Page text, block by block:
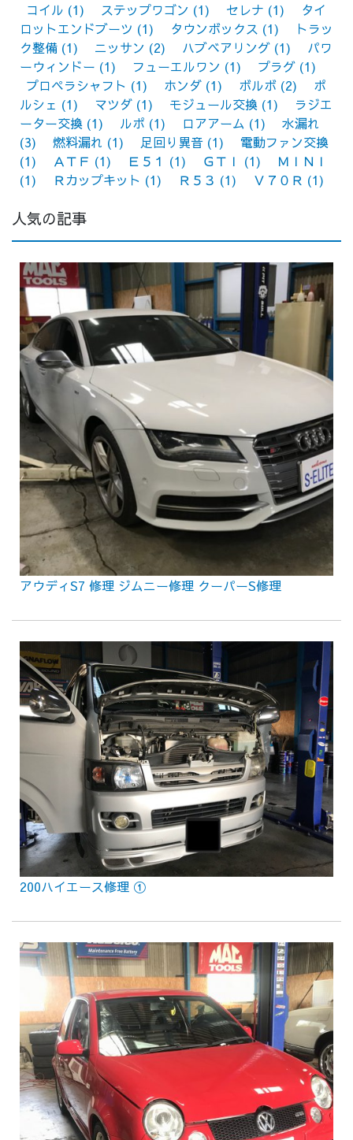
コイル (1) ステップワゴン (1) セレナ (1)
タイ
ロットエンドブーツ (1) タウンボックス (1)
トラッ
ク整備 (1) ニッサン (2) ハブベアリング (1)
パワ
ーウィンドー (1) フューエルワン (1) プラグ (1)
プロペラシャフト (1) ホンダ (1) ボルボ (2)
ポ
ルシェ (1) マツダ (1) モジュール交換 (1)
ラジエ
ーター交換 (1) ルポ (1) ロアアーム (1)
水漏れ
(3)
燃料漏れ (1) 足回り異音 (1)
電動ファン交換
(1)
ＡＴＦ (1) Ｅ５１ (1) ＧＴＩ (1)
ＭＩＮＩ
(1)
Ｒカップキット (1) Ｒ５３ (1) Ｖ７０Ｒ (1)
人気の記事
アウディS7 修理 ジムニー修理 クーパーS修理
200ハイエース修理 ①